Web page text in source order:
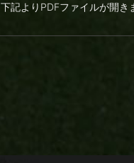
下記よりPDFファイルが開き